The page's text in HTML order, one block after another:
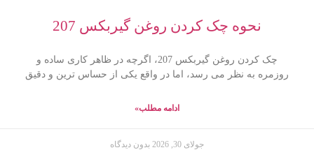
نحوه چک کردن روغن گیربکس 207
چک کردن روغن گیربکس 207، اگرچه در ظاهر کاری ساده و
روزمره به نظر می رسد، اما در واقع یکی از حساس ترین و دقیق
ادامه مطلب»
جولای 30, 2026 بدون دیدگاه